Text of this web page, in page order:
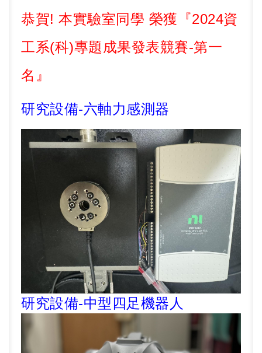
恭賀! 本實驗室同學 榮獲『2024資
工系(科)專題成果發表競賽-第一
名』
研究設備-六軸力感測器
研究設備-中型 四足機器人